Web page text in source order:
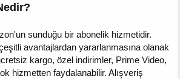
sunduğu bir abonelik hizmetidir.
avantajlardan yararlanmasına olanak
kargo, özel indirimler, Prime Video,
hizmetten faydalanabilir. Alışveriş